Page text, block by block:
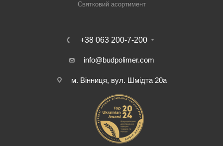
Святковий асортимент
+38 063 200-7-200
info@budpolimer.com
м. Вінниця, вул. Шмідта 20а